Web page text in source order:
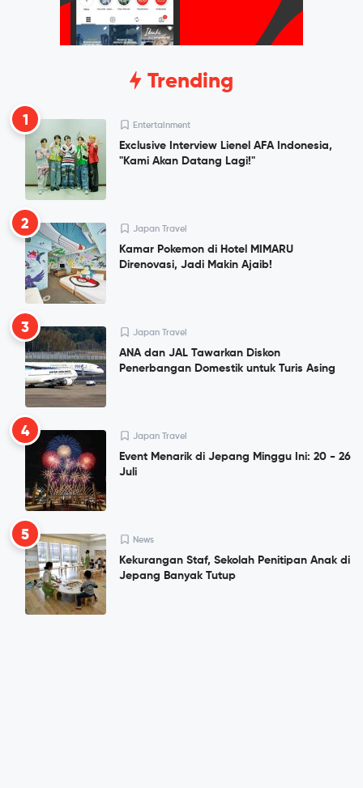
Trending
1 Entertainment
Exclusive Interview Lienel AFA Indonesia,
"Kami Akan Datang Lagi!"
2 Japan Travel
Kamar Pokemon di Hotel MIMARU
Direnovasi, Jadi Makin Ajaib!
3 Japan Travel
ANA dan JAL Tawarkan Diskon
Penerbangan Domestik untuk Turis Asing
4 Japan Travel
Event Menarik di Jepang Minggu Ini: 20 - 26
Juli
5 News
Kekurangan Staf, Sekolah Penitipan Anak di
Jepang Banyak Tutup